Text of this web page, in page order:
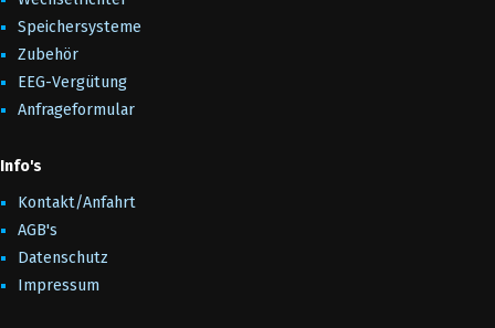
Speichersysteme
Zubehör
EEG-Vergütung
Anfrageformular
Info's
Kontakt/Anfahrt
AGB's
Datenschutz
Impressum